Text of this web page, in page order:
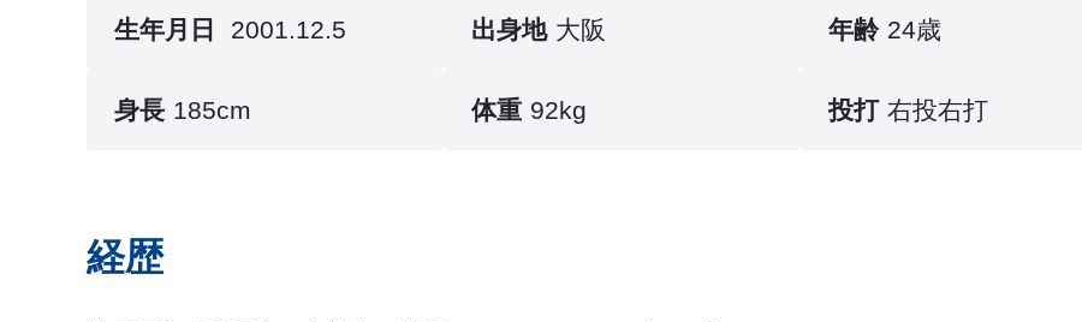
生年月日 2001.12.5 出身地 大阪 年齢 24歳
身長 185cm 体重 92kg 投打 右投右打
経歴